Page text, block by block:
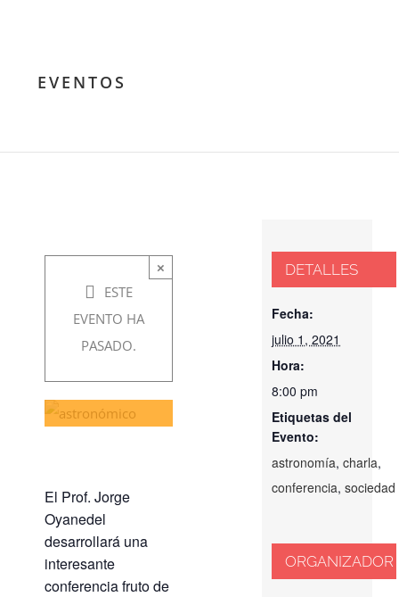
EVENTOS
×
ESTE
EVENTO HA
PASADO.
Astronómico
julio 1,
2021 @
8:00 pm
El Prof. Jorge
Oyanedel
desarrollará una
interesante
conferencia fruto de
DETALLES
Fecha:
julio 1, 2021
Hora:
8:00 pm
Etiquetas del
Evento:
astronomía,charla,
conferencia,sociedad
ORGANIZADOR